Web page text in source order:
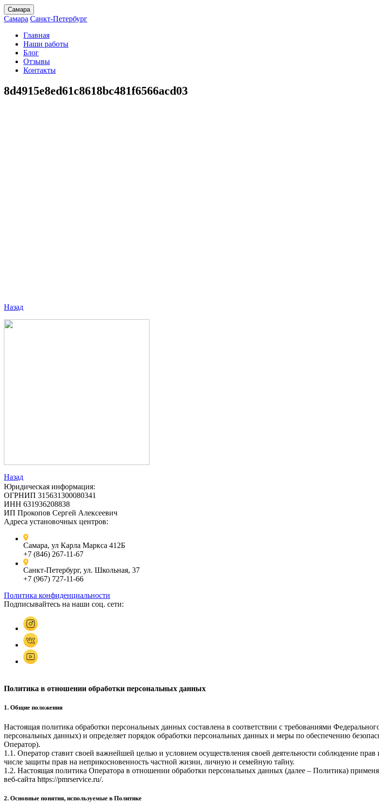
Самара
Самара Санкт-Петербург
Главная
Наши работы
Блог
Отзывы
Контакты
8d4915e8ed61c8618bc481f6566acd03
Назад
Назад
Юридическая информация:
ОГРНИП 315631300080341
ИНН 631936208838
ИП Прокопов Сергей Алексеевич
Адреса установочных центров:
Самара, ул Карла Маркса 412Б
+7 (846) 267-11-67
Санкт-Петербург, ул. Школьная, 37
+7 (967) 727-11-66
Политика конфиденциальности
Подписывайтесь на наши соц. сети:
Политика в отношении обработки персональных данных
1. Общие положения
Настоящая политика обработки персональных данных составлена в соответствии с требованиями
персональных данных) и определяет порядок обработки персональных данных и меры по обеспечению
Оператор).
1.1. Оператор ставит своей важнейшей целью и условием осуществления своей деятельности соблюдение
числе защиты прав на неприкосновенность частной жизни, личную и семейную тайну.
1.2. Настоящая политика Оператора в отношении обработки персональных данных (далее – Политика)
веб-сайта https://pmrservice.ru/.
2. Основные понятия, используемые в Политике